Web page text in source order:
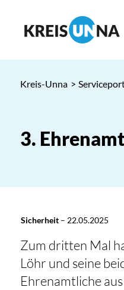
Kreis-Unna >
3.
Sicherheit– 22.05.2025
Zum dritten Mal
Löhr und seine
Ehrenamtliche